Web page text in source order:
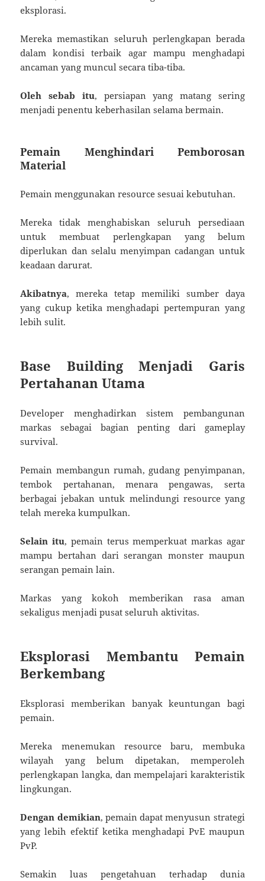
eksplorasi.
Mereka memastikan seluruh perlengkapan berada
dalam kondisi terbaik agar mampu menghadapi
ancaman yang muncul secara tiba-tiba.
Oleh sebab itu, persiapan yang matang sering
menjadi penentu keberhasilan selama bermain.
Pemain Menghindari Pemborosan
Material
Pemain menggunakan resource sesuai kebutuhan.
Mereka tidak menghabiskan seluruh persediaan
untuk membuat perlengkapan yang belum
diperlukan dan selalu menyimpan cadangan untuk
keadaan darurat.
Akibatnya, mereka tetap memiliki sumber daya
yang cukup ketika menghadapi pertempuran yang
lebih sulit.
Base Building Menjadi Garis
Pertahanan Utama
Developer menghadirkan sistem pembangunan
markas sebagai bagian penting dari gameplay
survival.
Pemain membangun rumah, gudang penyimpanan,
tembok pertahanan, menara pengawas, serta
berbagai jebakan untuk melindungi resource yang
telah mereka kumpulkan.
Selain itu, pemain terus memperkuat markas agar
mampu bertahan dari serangan monster maupun
serangan pemain lain.
Markas yang kokoh memberikan rasa aman
sekaligus menjadi pusat seluruh aktivitas.
Eksplorasi Membantu Pemain
Berkembang
Eksplorasi memberikan banyak keuntungan bagi
pemain.
Mereka menemukan resource baru, membuka
wilayah yang belum dipetakan, memperoleh
perlengkapan langka, dan mempelajari karakteristik
lingkungan.
Dengan demikian, pemain dapat menyusun strategi
yang lebih efektif ketika menghadapi PvE maupun
PvP.
Semakin luas pengetahuan terhadap dunia